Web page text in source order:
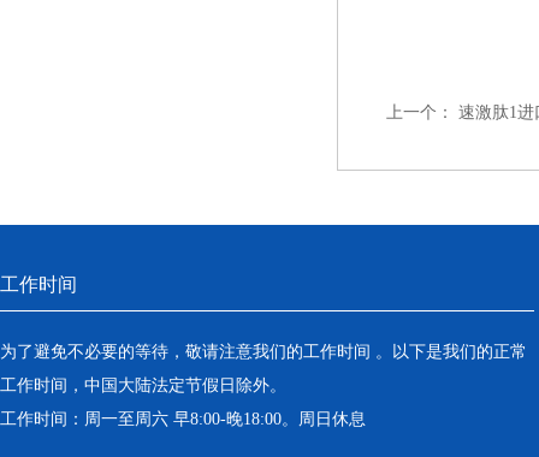
上一个： 速激肽1进
工作时间
为了避免不必要的等待，敬请注意我们的工作时间 。以下是我们的正常
工作时间，中国大陆法定节假日除外。
工作时间：周一至周六 早8:00-晚18:00。周日休息